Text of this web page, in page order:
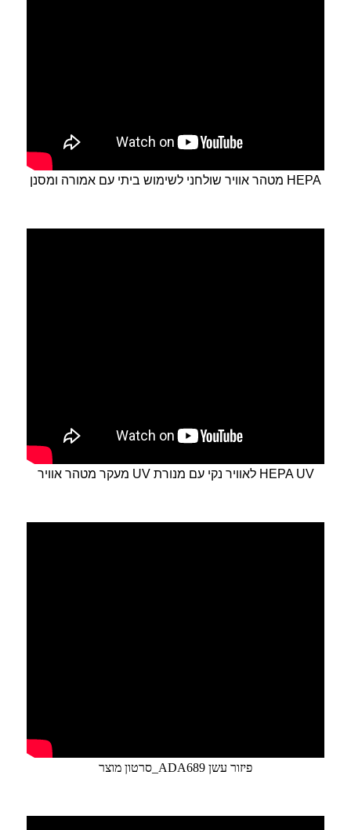
מטהר אוויר שולחני לשימוש ביתי עם אמורה ומסנן HEPA
מעקר מטהר אוויר UV לאוויר נקי עם מנורת HEPA UV
סרטון מוצר_ADA689 פיזור עשן